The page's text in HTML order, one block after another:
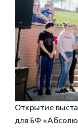
Открытие
для БФ